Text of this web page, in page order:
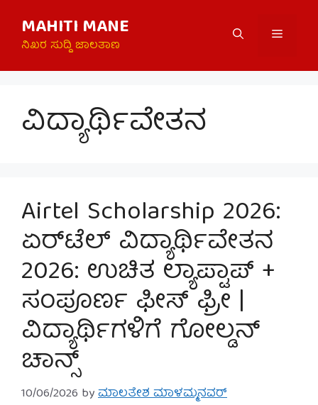
content
MAHITI MANE
ನಿಖರ ಸುದ್ದಿ ಜಾಲತಾಣ
Menu
ವಿದ್ಯಾರ್ಥಿವೇತನ
Airtel Scholarship 2026:
ಏರ್‌ಟೆಲ್ ವಿದ್ಯಾರ್ಥಿವೇತನ
2026: ಉಚಿತ ಲ್ಯಾಪ್ಟಾಪ್ +
ಸಂಪೂರ್ಣ ಫೀಸ್ ಫ್ರೀ |
ವಿದ್ಯಾರ್ಥಿಗಳಿಗೆ ಗೋಲ್ಡನ್
ಚಾನ್ಸ್
10/06/2026 byಮಾಲತೇಶ ಮಾಳಮ್ಮನವರ್